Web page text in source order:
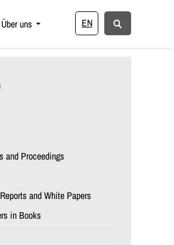
EN
Über uns
and Proceedings
and White Papers
in Books